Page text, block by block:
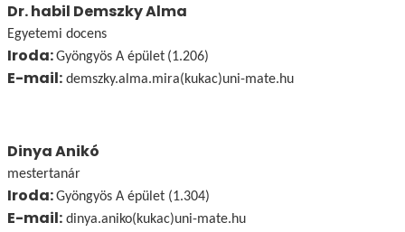
Dr. habil Demszky Alma
Egyetemi docens
Iroda:Gyöngyös A épület (1.206)
E-mail: demszky.alma.mira(kukac)uni-mate.hu
Dinya Anikó
mestertanár
Iroda:Gyöngyös A épület (1.304)
E-mail: dinya.aniko(kukac)uni-mate.hu